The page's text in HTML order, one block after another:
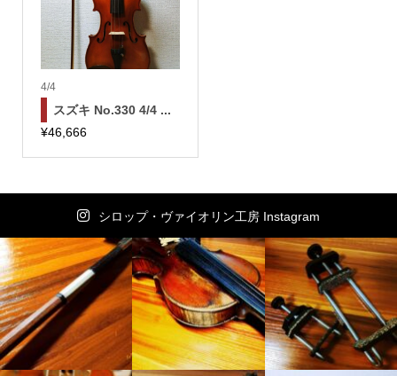
4/4
スズキ No.330 4/4 ...
¥46,666
シロップ・ヴァイオリン工房 Instagram